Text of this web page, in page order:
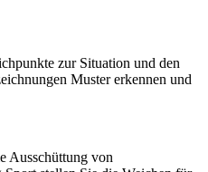
zur Situation und den
Muster erkennen und
Ausschüttung von